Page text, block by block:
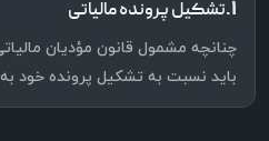
۱. تشکیل پرونده مالیاتی
چنانچه مشمول قانون مؤدیان
باید نسبت به تشکیل پرونده خود